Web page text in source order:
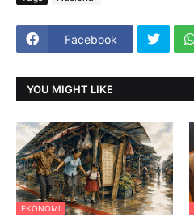
Facebook
YOU MIGHT LIKE
EKONOMI